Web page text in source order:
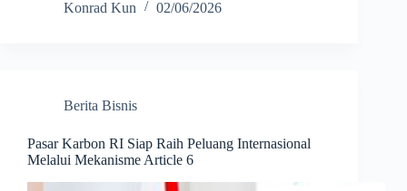
Konrad Kun
02/06/2026
Berita Bisnis
Pasar Karbon RI Siap Raih Peluang Internasional
Melalui Mekanisme Article 6